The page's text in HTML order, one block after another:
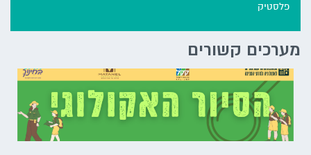
פלסטיק
מערכים קשורים